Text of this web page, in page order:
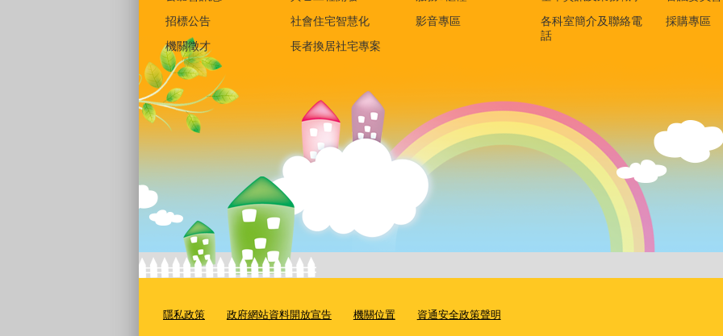
招標公告
機關徵才
社會住宅智慧化
長者換居社宅專案
影音專區
各科室簡介及聯絡電
話
採購專區
隱私政策 政府網站資料開放宣告 機關位置 資通安全政策聲明